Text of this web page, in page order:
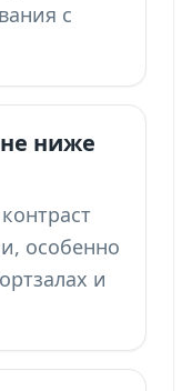
с
ниже
особенно
и